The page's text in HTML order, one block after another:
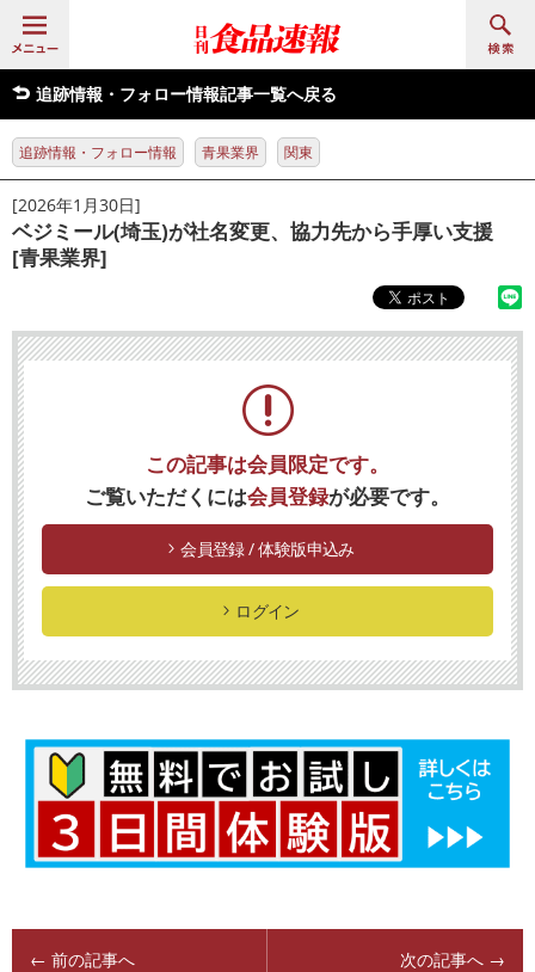
追跡情報・フォロー情報記事一覧へ戻る
追跡情報・フォロー情報 青果業界 関東
[2026年1月30日]
ベジミール(埼玉)が社名変更、協力先から手厚い支援
[青果業界]
この記事は会員限定です。
ご覧いただくには会員登録が必要です。
会員登録 / 体験版申込み
ログイン
← 前の記事へ
次の記事へ →